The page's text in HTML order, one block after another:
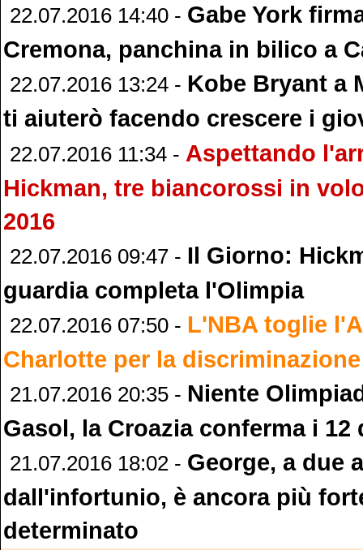
22.07.2016 14:40 - Gabe York
Cremona, panchina in bilico a
22.07.2016 13:24 - Kobe Bryant a
ti aiuterò facendo crescere i
22.07.2016 11:34 - Aspettando
Hickman, tre biancorossi in
2016
22.07.2016 09:47 - Il Giorno:
guardia completa l'Olimpia
22.07.2016 07:50 - L'NBA toglie
Charlotte per la
21.07.2016 20:35 - Niente
Gasol, la Croazia conferma i 12
21.07.2016 18:02 - George, a due
dall'infortunio, è ancora più
determinato